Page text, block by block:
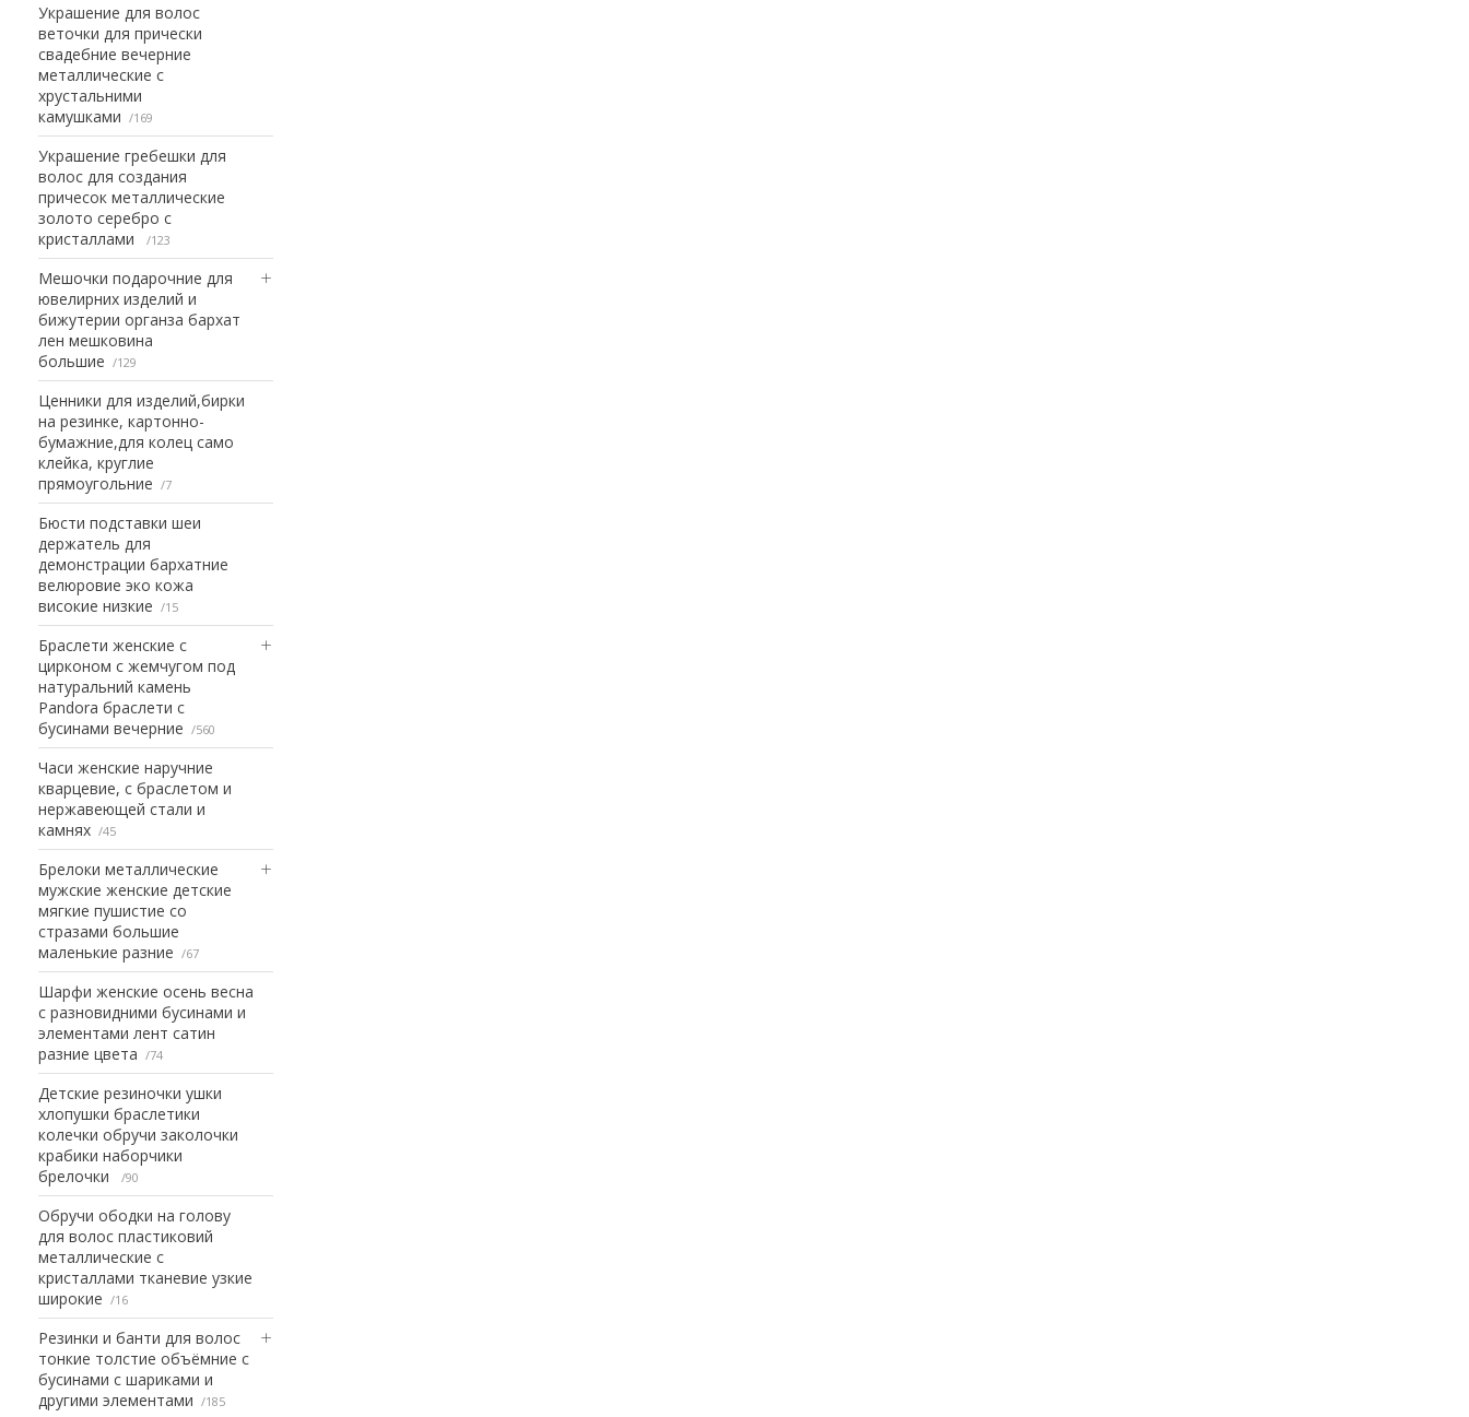
Украшение для волос
веточки для прически
свадебние вечерние
металлические с
хрустальними
камушками
169
Украшение гребешки для
волос для создания
причесок металлические
золото серебро с
кристаллами
123
Мешочки подарочние для
ювелирних изделий и
бижутерии органза бархат
лен мешковина
большие
129
Ценники для изделий,бирки
на резинке, картонно-
бумажние,для колец само
клейка, круглие
прямоугольние
7
Бюсти подставки шеи
держатель для
демонстрации бархатние
велюровие эко кожа
високие низкие
15
Браслети женские с
цирконом с жемчугом под
натуральний камень
Pandora браслети с
бусинами вечерние
560
Часи женские наручние
кварцевие, с браслетом и
нержавеющей стали и
камнях
45
Брелоки металлические
мужские женские детские
мягкие пушистие со
стразами большие
маленькие разние
67
Шарфи женские осень весна
с разновидними бусинами и
элементами лент сатин
разние цвета
74
Детские резиночки ушки
хлопушки браслетики
колечки обручи заколочки
крабики наборчики
брелочки
90
Обручи ободки на голову
для волос пластиковий
металлические с
кристаллами тканевие узкие
широкие
16
Резинки и банти для волос
тонкие толстие объёмние с
бусинами с шариками и
другими элементами
185